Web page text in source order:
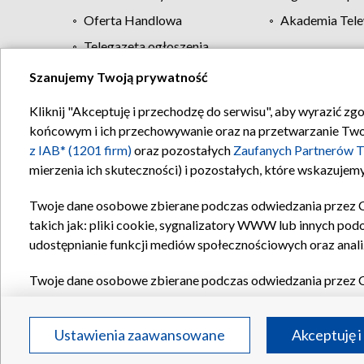
Oferta Handlowa
Akademia
Telegazeta ogłoszenia
Regulamin TVP
Szanujemy Twoją prywatność
Kliknij "Akceptuję i przechodzę do serwisu", aby wyrazić
końcowym i ich przechowywanie oraz na przetwarzanie
z IAB* (1201 firm)oraz pozostałych Zaufanych Partnerów
mierzenia ich skuteczności) i pozostałych, które
Twoje dane osobowe zbierane podczas odwiedzania przez
takich jak: pliki cookie, sygnalizatory WWW lub innych
udostępnianie funkcji mediów społecznościowych oraz
Twoje dane osobowe zbierane podczas odwiedzania przez
Partnerów TVPdla realizacji następujących celów i funkcji:
reklam, tworzenia profilu spersonalizowanych reklam,
treści, stosowania badań rynkowych w celu generowania
Ustawienia zaawansowane Akceptuję